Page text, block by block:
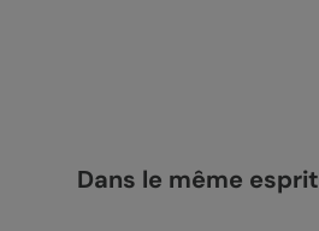
Dans le même esprit